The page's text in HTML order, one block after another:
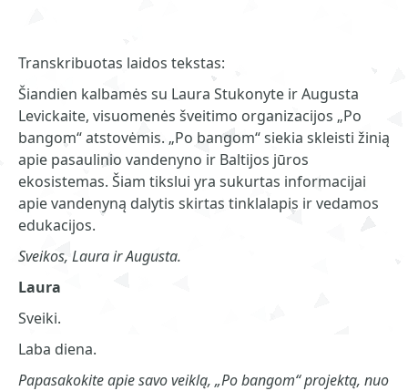
Transkribuotas laidos tekstas:
Šiandien kalbamės su Laura Stukonyte ir Augusta
Levickaite, visuomenės šveitimo organizacijos „Po
bangom“ atstovėmis. „Po bangom“ siekia skleisti žinią
apie pasaulinio vandenyno ir Baltijos jūros
ekosistemas. Šiam tikslui yra sukurtas informacijai
apie vandenyną dalytis skirtas tinklalapis ir vedamos
edukacijos.
Sveikos, Laura ir Augusta.
Laura
Sveiki.
Laba diena.
Papasakokite apie savo veiklą, „Po bangom“ projektą, nuo